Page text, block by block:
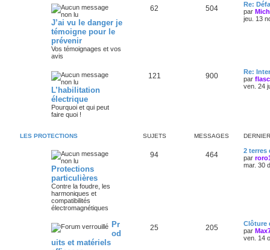
J’ai vu le danger je
témoigne pour le
prévenir
Vos témoignages et vos
avis
62 504
Re:
par
jeu. 13
L’habilitation
électrique
Pourquoi et qui peut
faire quoi !
121 900
Re:
par
ven. 24
LES PROTECTIONS SUJETS MESSAGES
Protections
particulières
Contre la foudre, les
harmoniques et
compatibilités
électromagnétiques
94 464
2 terres
par
mar. 30
Pr
od
uits et matériels
25 205
Clôture
par
ven. 14